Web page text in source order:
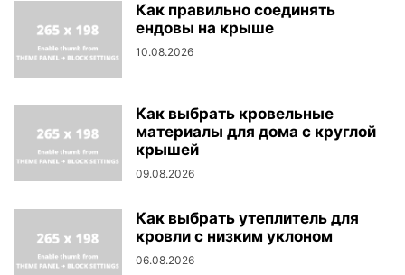
Как правильно соединять
ендовы на крыше
10.08.2026
Как выбрать кровельные
материалы для дома с круглой
крышей
09.08.2026
Как выбрать утеплитель для
кровли с низким уклоном
06.08.2026